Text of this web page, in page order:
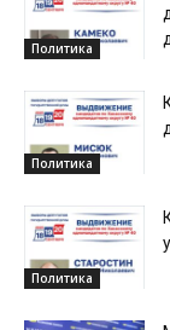
Политика
Политика
Политика